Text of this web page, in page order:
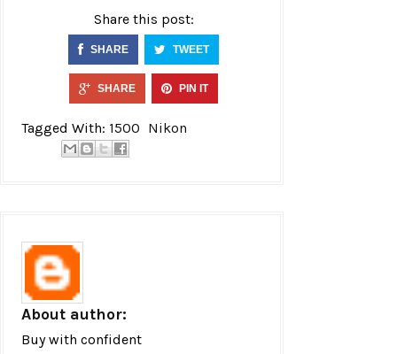
Share this post:
SHARE TWEET
SHARE PIN IT
Tagged With: 1500 Nikon
About author:
Buy with confident